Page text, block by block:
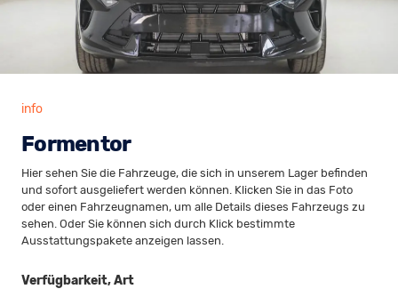
info
Formentor
Hier sehen Sie die Fahrzeuge, die sich in unserem Lager befinden
und sofort ausgeliefert werden können. Klicken Sie in das Foto
oder einen Fahrzeugnamen, um alle Details dieses Fahrzeugs zu
sehen. Oder Sie können sich durch Klick bestimmte
Ausstattungspakete anzeigen lassen.
Verfügbarkeit, Art